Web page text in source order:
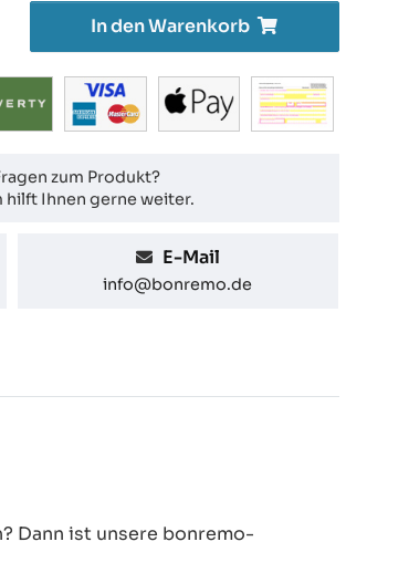
In den Warenkorb
zum Produkt?
hilft Ihnen gerne weiter.
E-Mail
info@bonremo.de
Dann ist unsere bonremo-